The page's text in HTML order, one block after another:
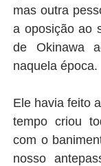
mas outra
a oposição ao
de Okinawa
naquela época.
Ele havia feito
tempo criou
com o
nosso